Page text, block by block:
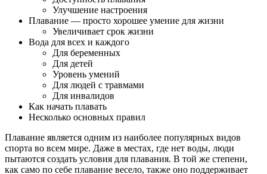
Улучшение настроения
Плавание — просто хорошее умение для жизни
Увеличивает срок жизни
Вода для всех и каждого
Для беременных
Для детей
Уровень умений
Для людей с травмами
Для инвалидов
Как начать плавать
Несколько основных правил
Плавание является одним из наиболее популярных видов
спорта во всем мире. Даже в местах, где нет воды, люди
пытаются создать условия для плавания. В той же степени,
как само по себе плавание весело, также оно поддерживает